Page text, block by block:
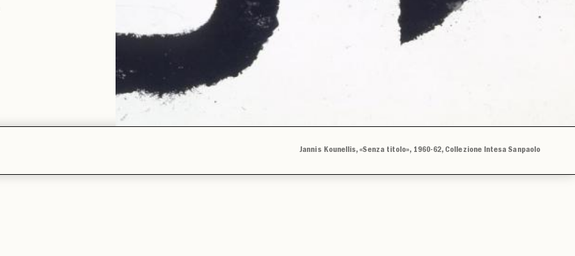
Jannis Kounellis, «Senza titolo», 1960-62, Collezione Intesa Sanpaolo